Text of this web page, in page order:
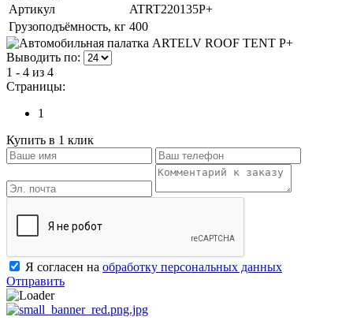
Артикул
ATRT220135P+
Грузоподъёмность, кг 400
Выводить по:
1 - 4 из 4
Страницы:
1
Купить в 1 клик
Я согласен на обработку персональных данных
Отправить